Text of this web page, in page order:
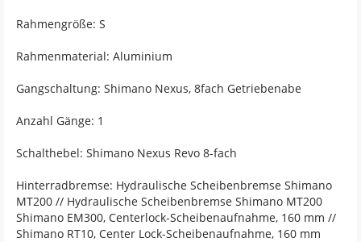
Rahmengröße: S
Rahmenmaterial: Aluminium
Gangschaltung: Shimano Nexus, 8fach Getriebenabe
Anzahl Gänge: 1
Schalthebel: Shimano Nexus Revo 8-fach
Hinterradbremse: Hydraulische Scheibenbremse Shimano
MT200 // Hydraulische Scheibenbremse Shimano MT200
Shimano EM300, Centerlock-Scheibenaufnahme, 160 mm //
Shimano RT10, Center Lock-Scheibenaufnahme, 160 mm